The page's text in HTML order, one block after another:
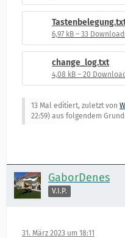
6,97 kB – 33
change_log.txt
4,08 kB – 20
13 Mal editiert, zuletzt von
22:59) aus folgendem
GaborDenes
V.I.P.
31. März 2023 um 18:11